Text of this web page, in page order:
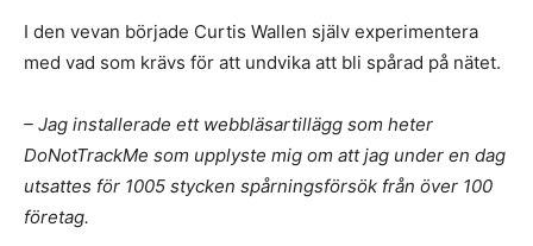
I den vevan började Curtis Wallen själv experimentera
med vad som krävs för att undvika att bli spårad på nätet.
– Jag installerade ett webbläsartillägg som heter
DoNotTrackMe som upplyste mig om att jag under en dag
utsattes för 1005 stycken spårningsförsök från över 100
företag.